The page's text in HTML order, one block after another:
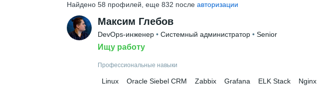
Найдено 58 профилей, еще 832 после авторизации
Максим Глебов
DevOps-инженер • Системный администратор • Senior
Ищу работу
Профессиональные навыки
Linux Oracle Siebel CRM Zabbix Grafana ELK Stack Nginx